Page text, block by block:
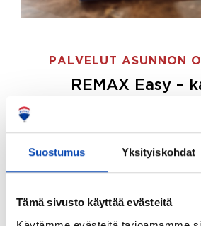
Suostumus Yksityiskohdat
Tämä sivusto käyttää evästeitä
PALVELUT ASUNNON
REMAX Easy –
ostajille.
Tee ostotoimeksianto